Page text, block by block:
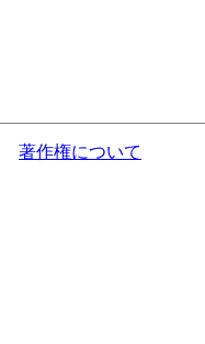
著作権について